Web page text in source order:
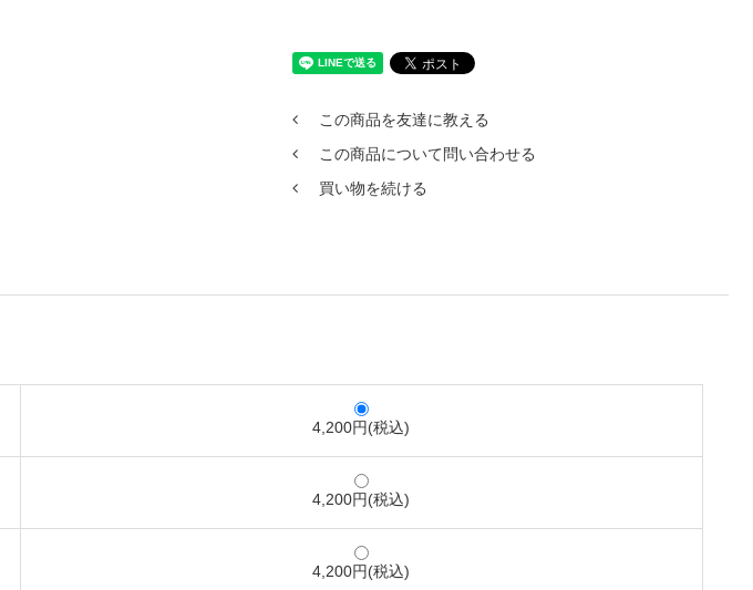
この商品を友達に教える
この商品について問い合わせる
買い物を続ける
4,200円(税込)
4,200円(税込)
4,200円(税込)